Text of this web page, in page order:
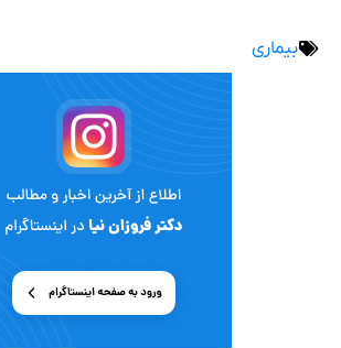
بیماری